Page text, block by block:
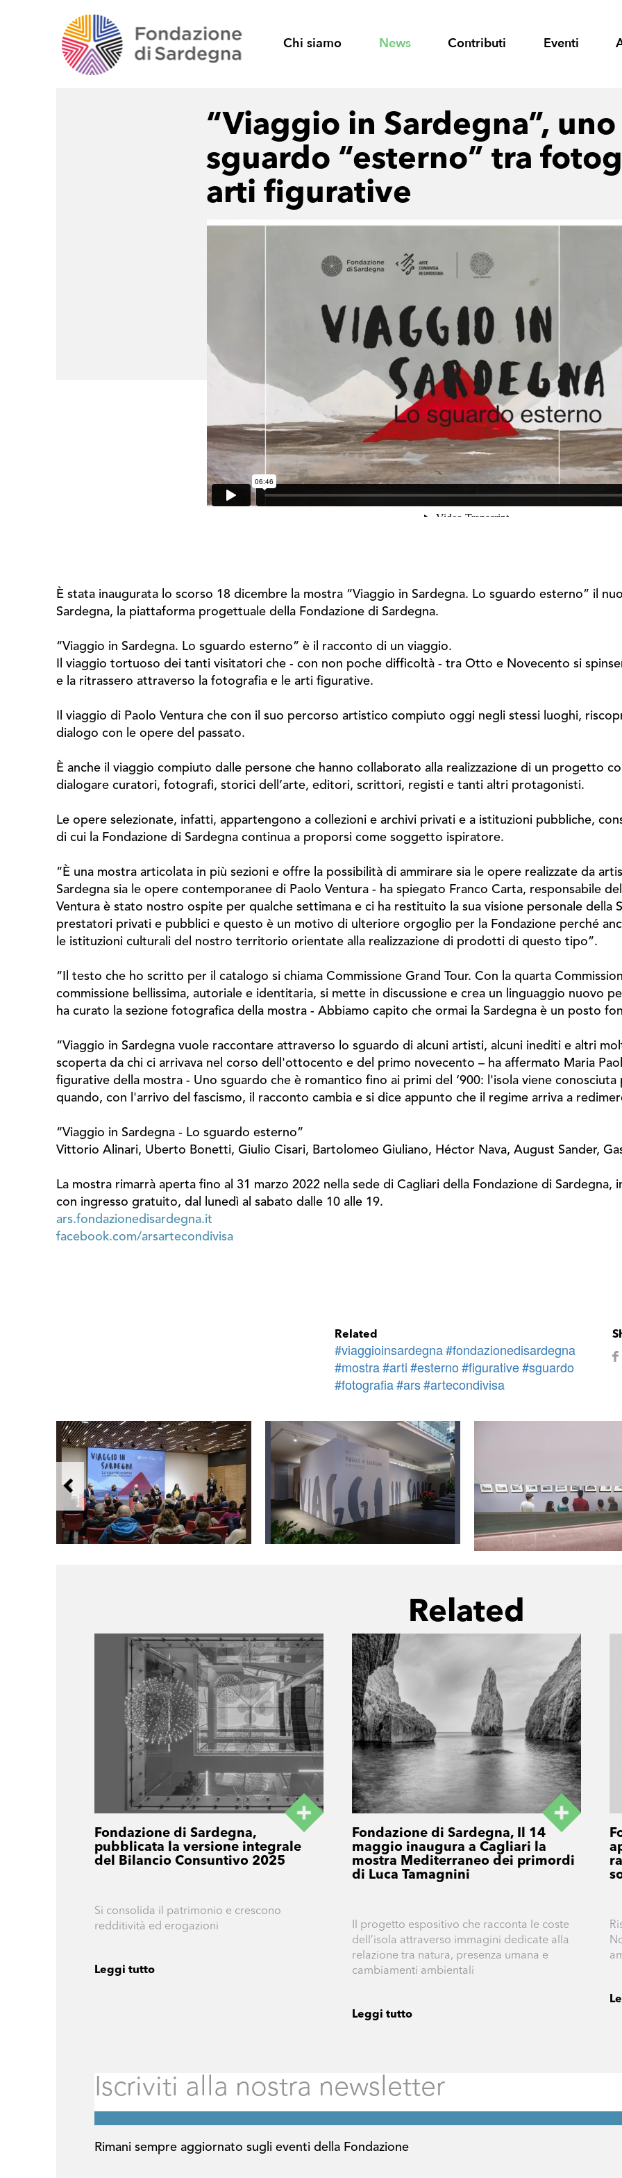
Chi siamo News Contributi Eventi
“Viaggio in Sardegna”, uno
sguardo “esterno” tra
arti figurative
È stata inaugurata lo scorso 18 dicembre la mostra “Viaggio in Sardegna. Lo sguardo esterno” il
Sardegna, la piattaforma progettuale della Fondazione di Sardegna.
“Viaggio in Sardegna. Lo sguardo esterno” è il racconto di un viaggio.
Il viaggio tortuoso dei tanti visitatori che - con non poche difficoltà - tra Otto e Novecento si
e la ritrassero attraverso la fotografia e le arti figurative.
Il viaggio di Paolo Ventura che con il suo percorso artistico compiuto oggi negli stessi luoghi,
dialogo con le opere del passato.
È anche il viaggio compiuto dalle persone che hanno collaborato alla realizzazione di un progetto
dialogare curatori, fotografi, storici dell’arte, editori, scrittori, registi e tanti altri protagonisti.
Le opere selezionate, infatti, appartengono a collezioni e archivi privati e a istituzioni pubbliche,
di cui la Fondazione di Sardegna continua a proporsi come soggetto ispiratore.
“È una mostra articolata in più sezioni e offre la possibilità di ammirare sia le opere realizzate da
Sardegna sia le opere contemporanee di Paolo Ventura - ha spiegato Franco Carta, responsabile
Ventura è stato nostro ospite per qualche settimana e ci ha restituito la sua visione personale della
prestatori privati e pubblici e questo è un motivo di ulteriore orgoglio per la Fondazione perché
le istituzioni culturali del nostro territorio orientate alla realizzazione di prodotti di questo tipo”.
“Il testo che ho scritto per il catalogo si chiama Commissione Grand Tour. Con la quarta
commissione bellissima, autoriale e identitaria, si mette in discussione e crea un linguaggio nuovo
ha curato la sezione fotografica della mostra - Abbiamo capito che ormai la Sardegna è un posto
“Viaggio in Sardegna vuole raccontare attraverso lo sguardo di alcuni artisti, alcuni inediti e altri
scoperta da chi ci arrivava nel corso dell'ottocento e del primo novecento – ha affermato Maria
figurative della mostra - Uno sguardo che è romantico fino ai primi del ‘900: l'isola viene
quando, con l'arrivo del fascismo, il racconto cambia e si dice appunto che il regime arriva a
“Viaggio in Sardegna - Lo sguardo esterno”
Vittorio Alinari, Uberto Bonetti, Giulio Cisari, Bartolomeo Giuliano, Héctor Nava, August Sander,
La mostra rimarrà aperta fino al 31 marzo 2022 nella sede di Cagliari della Fondazione di Sardegna,
con ingresso gratuito, dal lunedì al sabato dalle 10 alle 19.
ars.fondazionedisardegna.it
facebook.com/arsartecondivisa
Related
#viaggioinsardegna#fondazionedisardegna
#mostra#arti#esterno#figurative#sguardo
#fotografia#ars#artecondivisa
Related
Fondazione di Sardegna,
pubblicata la versione integrale
del Bilancio Consuntivo 2025
Si consolida il patrimonio e crescono
redditività ed erogazioni
Leggi tutto
Fondazione di Sardegna, Il 14
maggio inaugura a Cagliari la
mostra Mediterraneo dei primordi
di Luca Tamagnini
Il progetto espositivo che racconta le coste
dell’isola attraverso immagini dedicate alla
relazione tra natura, presenza umana e
cambiamenti ambientali
Leggi tutto
Rimani sempre aggiornato sugli eventi della Fondazione